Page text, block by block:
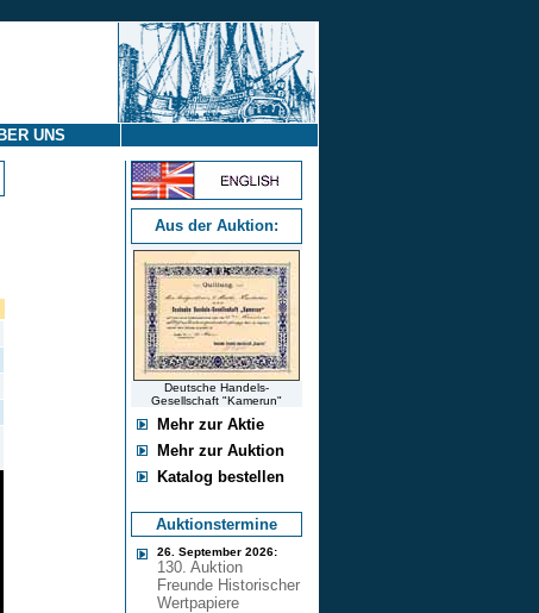
UNS
Aus der Auktion:
Deutsche Handels-
Gesellschaft "Kamerun"
Mehr zur Aktie
Mehr zur Auktion
Katalog bestellen
Auktionstermine
26. September 2026:
130. Auktion
Freunde Historischer
Wertpapiere